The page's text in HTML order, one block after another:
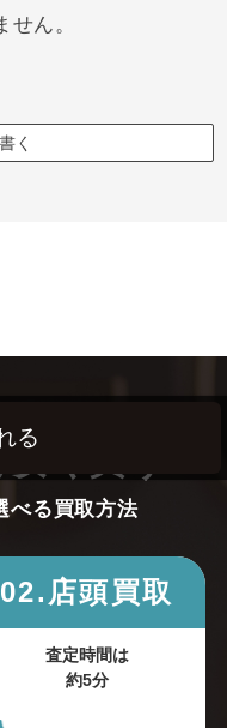
る
せん。
く
べる買取方法
02.店頭買取
査定時間は
約5分